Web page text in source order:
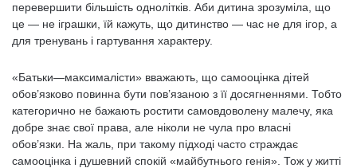
перевершити більшість однолітків. Аби дитина зрозуміла, що
це — не іграшки, їй кажуть, що дитинство — час не для ігор, а
для тренувань і гартування характеру.
«Батьки—максималісти» вважають, що самооцінка дітей
обов’язково повинна бути пов’язаною з її досягненнями. Тобто
категорично не бажають ростити самовдоволену малечу, яка
добре знає свої права, але ніколи не чула про власні
обов’язки. На жаль, при такому підході часто страждає
самооцінка і душевний спокій «майбутнього генія». Тож у житті